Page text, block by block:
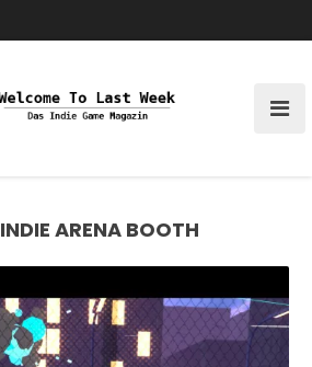
INDIE ARENA BOOTH